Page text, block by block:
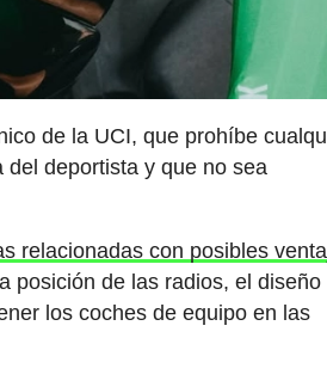
de la UCI, que prohíbe
deportista y que no sea
relacionadas con posibles
posición de las radios, el diseño
los coches de equipo en las